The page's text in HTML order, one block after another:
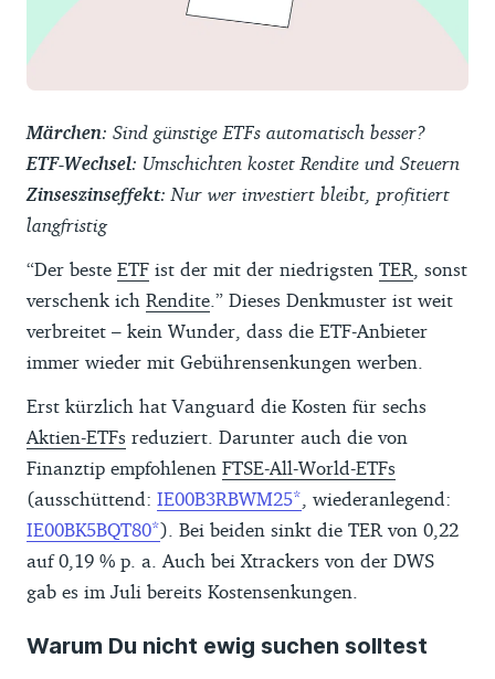
Märchen: Sind günstige ETFs automatisch besser?
ETF-Wechsel: Umschichten kostet Rendite und Steuern
Zinseszinseffekt: Nur wer investiert bleibt, profitiert
langfristig
“Der beste ETF ist der mit der niedrigsten TER , sonst
verschenk ich Rendite .” Dieses Denkmuster ist weit
verbreitet – kein Wunder, dass die ETF-Anbieter
immer wieder mit Gebührensenkungen werben.
Erst kürzlich hat Vanguard die Kosten für sechs
Aktien-ETFs reduziert. Darunter auch die von
Finanztip empfohlenen FTSE-All-World-ETFs
(ausschüttend: IE00B3RBWM25
, wiederanlegend:
IE00BK5BQT80 ). Bei beiden sinkt die TER von 0,22
auf 0,19 % p. a. Auch bei Xtrackers von der DWS
gab es im Juli bereits Kostensenkungen.
Warum Du nicht ewig suchen solltest